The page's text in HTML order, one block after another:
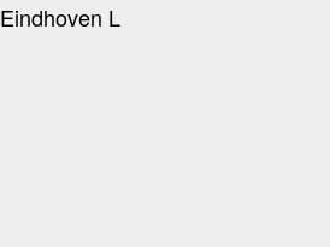
Eindhoven L